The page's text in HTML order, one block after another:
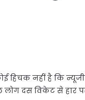
हिचक नहीं है कि
दस विकेट से हार पर